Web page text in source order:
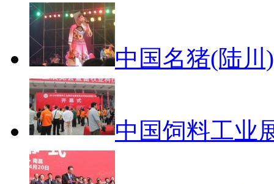
中国名猪(陆川
中国饲料工业